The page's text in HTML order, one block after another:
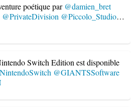
poétique par @damien_bret
@PrivateDivision @Piccolo_Studio…
Switch Edition est disponible
@GIANTSSoftware